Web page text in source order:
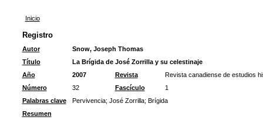
Inicio
Registro
Autor
Snow, Joseph Thomas
Título
La Brígida de José Zorrilla y su celestinaje
Año
2007 Revista
Revista canadiense de estudios
Número
32 Fascículo
1
Palabras clave
Pervivencia; José Zorrilla; Brígida
Resumen